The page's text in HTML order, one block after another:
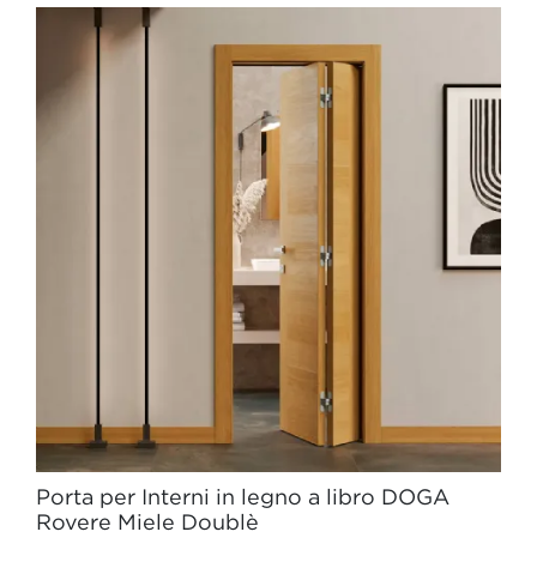
Porta per Interni in legno a libro DOGA
Rovere Miele Doublè